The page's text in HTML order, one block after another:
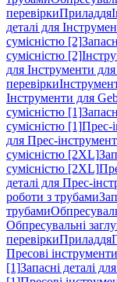
перевіркиПриладдя
деталі для
сумісністю [2]
сумісністю [2]
для Інструменти
перевірки
Інструменти для
сумісністю [1]
сумісністю [1]Прес-
для Прес-
сумісністю [2XL]
сумісністю [2XL]
деталі для Прес-
роботи з трубами
трубами
Обпресувальні
перевіркиПриладдя
Пресові інструменти
[1]Запасні деталі